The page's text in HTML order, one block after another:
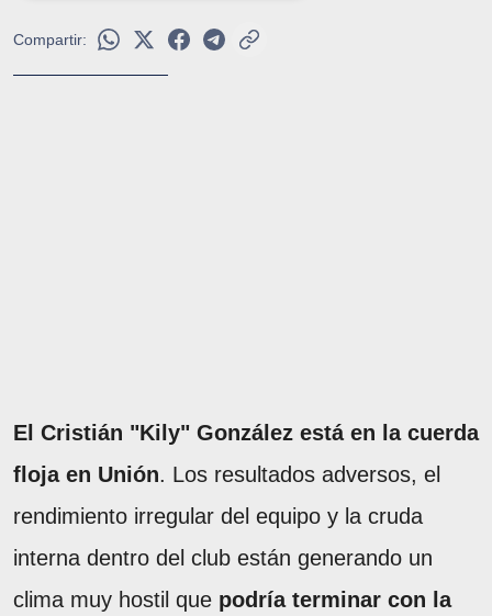
Compartir:
El Cristián "Kily" González está en la cuerda
floja en Unión. Los resultados adversos, el
rendimiento irregular del equipo y la cruda
interna dentro del club están generando un
clima muy hostil que podría terminar con la